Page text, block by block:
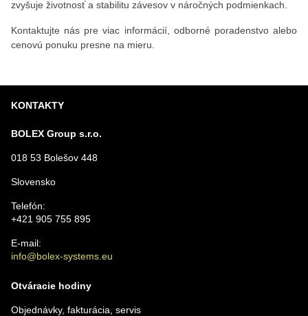
zvyšuje životnosť a stabilitu závesov v náročných podmienkach.
Kontaktujte nás pre viac informácií, odborné poradenstvo alebo
cenovú ponuku presne na mieru.
KONTAKTY
BOLEX Group s.r.o.
018 53 Bolešov 448
Slovensko
Telefón:
+421 905 755 895
E-mail:
info@bolex-systems.eu
Otváracie hodiny
Objednávky, fakturácia, servis